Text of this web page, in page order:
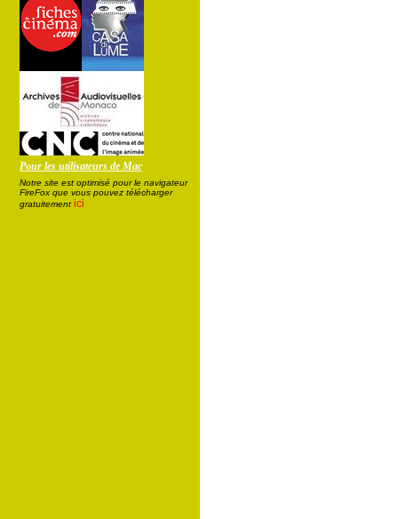
Pour les utilisateurs de Mac
Notre site est optimisé pour le navigateur
FireFox que vous pouvez télécharger
gratuitement ici